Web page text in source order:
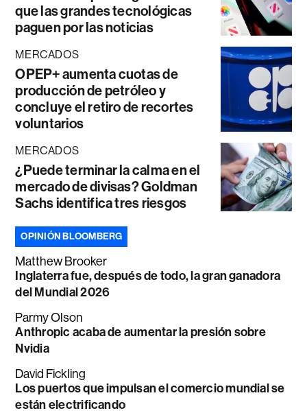
que las grandes tecnológicas
paguen por las noticias
MERCADOS
OPEP+ aumenta cuotas de
producción de petróleo y
concluye el retiro de recortes
voluntarios
MERCADOS
¿Puede terminar la calma en el
mercado de divisas? Goldman
Sachs identifica tres riesgos
OPINIÓN BLOOMBERG
Matthew Brooker
Inglaterra fue, después de todo, la gran ganadora
del Mundial 2026
Parmy Olson
Anthropic acaba de aumentar la presión sobre
Nvidia
David Fickling
Los puertos que impulsan el comercio mundial se
están electrificando